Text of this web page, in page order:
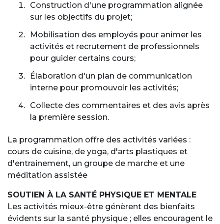
Construction d'une programmation alignée
sur les objectifs du projet;
Mobilisation des employés pour animer les
activités et recrutement de professionnels
pour guider certains cours;
Élaboration d'un plan de communication
interne pour promouvoir les activités;
Collecte des commentaires et des avis après
la première session.
La programmation offre des activités variées :
cours de cuisine, de yoga, d'arts plastiques et
d'entrainement, un groupe de marche et une
méditation assistée
SOUTIEN À LA SANTÉ PHYSIQUE ET MENTALE
Les activités mieux-être génèrent des bienfaits
évidents sur la santé physique ; elles encouragent le